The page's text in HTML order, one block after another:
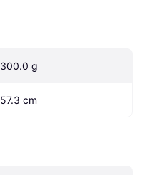
300.0 g
57.3 cm